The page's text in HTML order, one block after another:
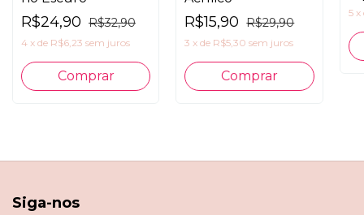
R$24,90 R$32,90
4 x de R$6,23 sem juros
R$15,90 R$29,90
3 xde R$5,30 sem juros
5 x
Siga-nos